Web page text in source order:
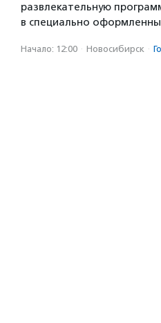
развлекательную
в специально
Начало: 12:00 · Новосибирск ·